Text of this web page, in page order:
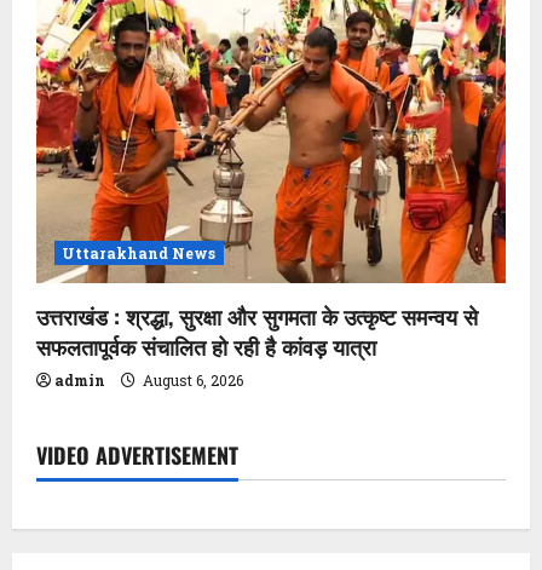
Uttarakhand News
उत्तराखंड : श्रद्धा, सुरक्षा और सुगमता के उत्कृष्ट समन्वय से
सफलतापूर्वक संचालित हो रही है कांवड़ यात्रा
admin August 6, 2026
VIDEO ADVERTISEMENT